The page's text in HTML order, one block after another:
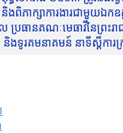
ាក្សាការងារជាមួយឯកឧ
រធានគណៈមេធាវីនៃព្រះ
និងទូរគមនាគមន៍ នាទីស្តី